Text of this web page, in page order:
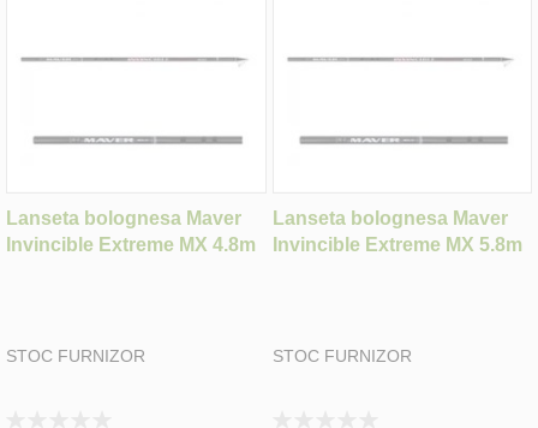
Lanseta bolognesa Maver
Invincible Extreme MX 4.8m
STOC FURNIZOR
Lanseta bolognesa Maver
Invincible Extreme MX 5.8m
STOC FURNIZOR